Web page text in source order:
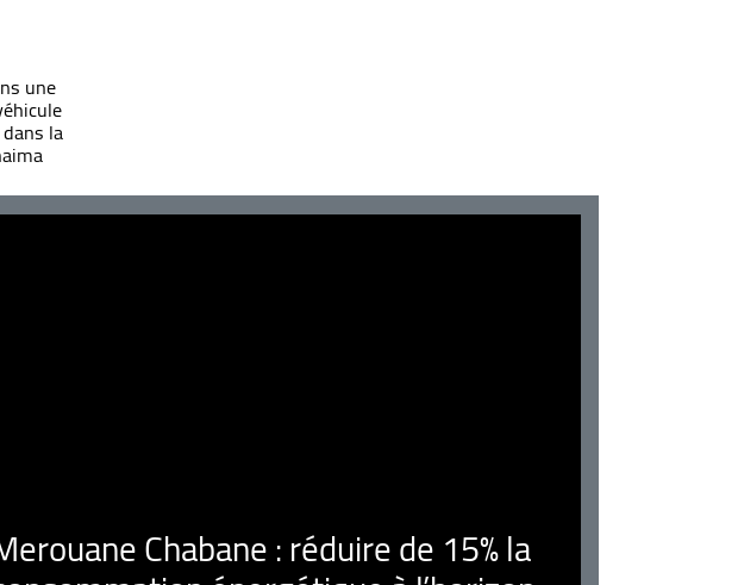
une
la
Chabane : réduire de 15% la